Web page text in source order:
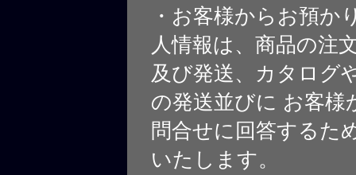
・お客様からお預か
人情報は、商品の注
及び発送、カタログ
の発送並びに お客様
問合せに回答するた
いたします。